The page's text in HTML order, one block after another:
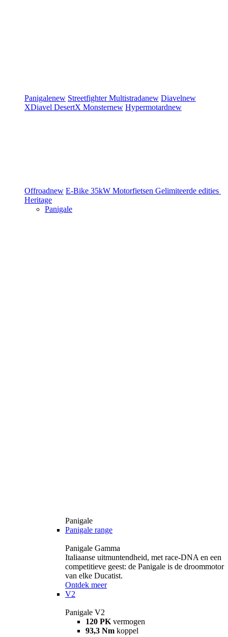
Panigalenew StreetfighterMultistradanew Diavelnew
XDiavel DesertX Monsternew Hypermotardnew
Offroadnew E-Bike 35kW Motorfietsen Gelimiteerde edities
Heritage
Panigale
Panigale
Panigale range
Panigale Gamma
Italiaanse uitmuntendheid, met race-DNA en een
competitieve geest: de Panigale is de droommotor
van elke Ducatist.
Ontdek meer
V2
Panigale V2
120 PK vermogen
93,3 Nm koppel